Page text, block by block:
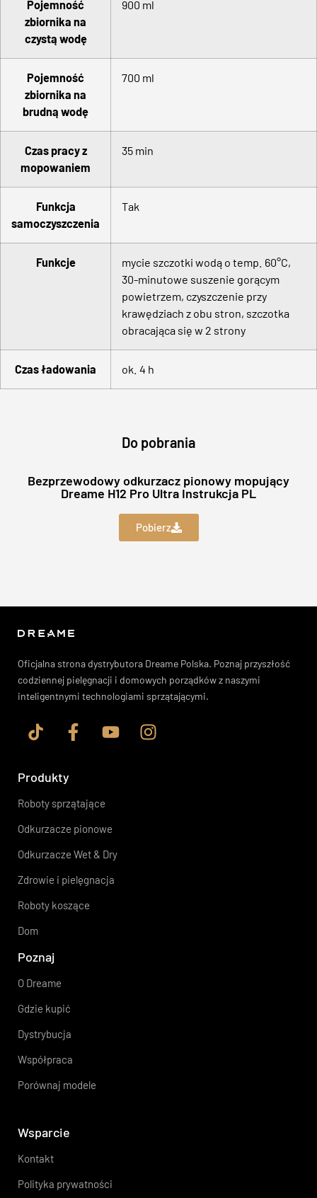
Pojemność
zbiornika na
czystą wodę
900 ml
Pojemność
zbiornika na
brudną wodę
700 ml
Czas pracy z
mopowaniem
35 min
Funkcja
samoczyszczenia
Tak
Funkcje
mycie szczotki wodą o temp. 60°C,
30-minutowe suszenie gorącym
powietrzem, czyszczenie przy
krawędziach z obu stron, szczotka
obracająca się w 2 strony
Czas ładowania ok. 4 h
Do pobrania
Bezprzewodowy odkurzacz pionowy mopujący
Dreame H12 Pro Ultra Instrukcja PL
Pobierz
Oficjalna strona dystrybutora Dreame Polska. Poznaj przyszłość
codziennej pielęgnacji i domowych porządków z naszymi
inteligentnymi technologiami sprzątającymi.
Produkty
Roboty sprzątające
Odkurzacze pionowe
Odkurzacze Wet & Dry
Zdrowie i pielęgnacja
Roboty koszące
Dom
Poznaj
O Dreame
Gdzie kupić
Dystrybucja
Współpraca
Porównaj modele
Wsparcie
Kontakt
Polityka prywatności